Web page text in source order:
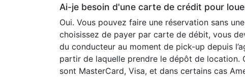
Ai-je besoin d'une carte de crédit pour
Oui. Vous pouvez faire une réservation sans
choisissez de payer par carte de débit, vous
du conducteur au moment de pick-up depuis
partir de laquelle prendre le dépôt de
sont MasterCard, Visa, et dans certains cas